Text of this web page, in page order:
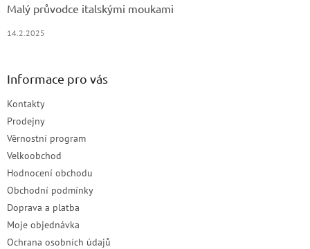
Malý průvodce italskými moukami
14.2.2025
Informace pro vás
Kontakty
Prodejny
Věrnostní program
Velkoobchod
Hodnocení obchodu
Obchodní podmínky
Doprava a platba
Moje objednávka
Ochrana osobních údajů